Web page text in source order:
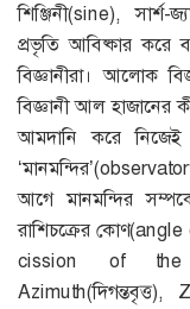
শিঞ্জিনী(sine),
প্রভৃতি আবিষ্কার করে
বিজ্ঞানীরা। আলোক
বিজ্ঞানী আল হাজানের
আমদানি করে নিজেই
আগে মানমন্দির
রাশিচক্রের কোণ(angle
cission of the
Azimuth(দিগন্তবৃত্ত),